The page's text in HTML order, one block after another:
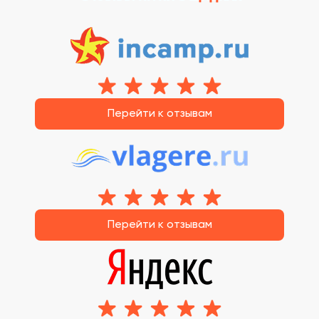
Перейти к отзывам
Перейти к отзывам